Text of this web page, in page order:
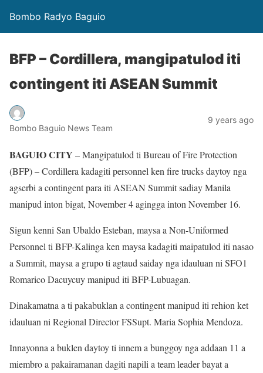
Bombo Radyo Baguio
BFP – Cordillera, mangipatulod iti
contingent iti ASEAN Summit
Bombo Baguio News Team
9 years ago
BAGUIO CITY – Mangipatulod ti Bureau of Fire Protection
(BFP) – Cordillera kadagiti personnel ken fire trucks daytoy nga
agserbi a contingent para iti ASEAN Summit sadiay Manila
manipud inton bigat, November 4 agingga inton November 16.
Sigun kenni San Ubaldo Esteban, maysa a Non-Uniformed
Personnel ti BFP-Kalinga ken maysa kadagiti maipatulod iti nasao
a Summit, maysa a grupo ti agtaud saiday nga idauluan ni SFO1
Romarico Dacuycuy manipud iti BFP-Lubuagan.
Dinakamatna a ti pakabuklan a contingent manipud iti rehion ket
idauluan ni Regional Director FSSupt. Maria Sophia Mendoza.
Innayonna a buklen daytoy ti innem a bunggoy nga addaan 11 a
miembro a pakairamanan dagiti napili a team leader bayat a